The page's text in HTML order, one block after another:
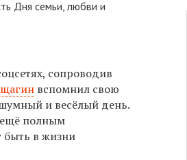
Дня семьи, любви и
сопроводив
вспомнил свою
и весёлый день.
полным
быть в жизни